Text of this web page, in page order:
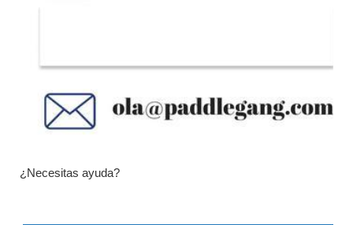
¿Necesitas ayuda?